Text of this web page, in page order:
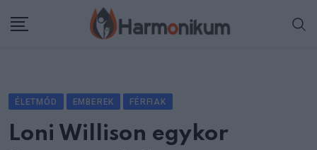
ÉLETMÓD EMBEREK FÉRFIAK
Loni Willison egykor